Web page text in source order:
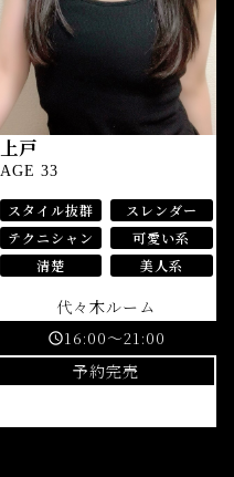
上戸
AGE 33
スタイル抜群
スレンダー
テクニシャン
可愛い系
清楚
美人系
代々木ルーム
schedule16:00～21:00
予約完売